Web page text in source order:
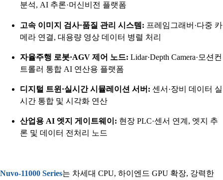
분석, AI 추론·머신비전 플랫폼
고속 이미지 검사·품질 관리 시스템: 프레임그래버·다중 카
메라 연결, 대용량 영상 데이터 병렬 처리
자율주행 로봇·AGV 제어 노드: Lidar·Depth Camera·모션컨
트롤러 통합 AI 연산용 플랫폼
디지털 트윈·실시간 시뮬레이션 서버: 센서·장비 데이터 실
시간 통합 및 시각화 연산
산업용 AI 엣지 게이트웨이: 현장 PLC·센서 연계, 엣지 추
론 및 데이터 전처리 노드
Nuvo-11000 Series는 차세대 CPU, 하이엔드 GPU 확장, 강력한